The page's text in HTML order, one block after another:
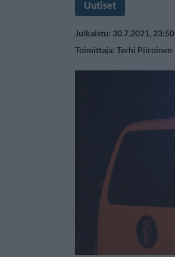
Uutiset
Julkaistu: 30.7.2021, 23:50
Toimittaja: Terhi Piiroinen